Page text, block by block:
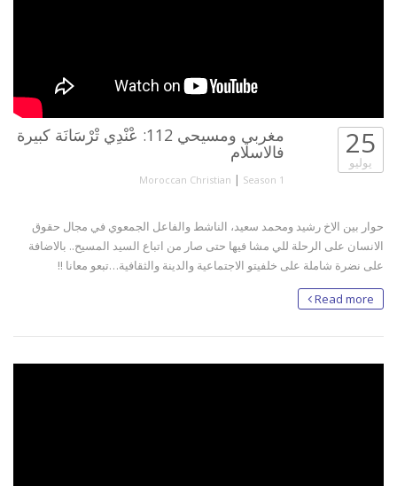
مغربي ومسيحي 112: عْنْدِي تْرْسَانَة كبيرة
فالاسلام
Moroccan Christian | Season 1
25
يوليو
حوار بين الاخ رشيد ومحمد سعيد، الناشط والفاعل الجمعوي في مجال حقوق
الانسان على الرحلة للي مشا فيها حتى صار من اتباع السيد المسيح.. بالاضافة
على نضرة شاملة على خلفيتو الاجتماعية والدينة والثقافية…تبعو معانا !!
Read more